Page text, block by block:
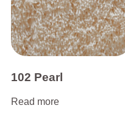
102 Pearl
Read more